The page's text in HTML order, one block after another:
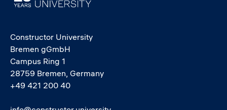
Constructor University
Bremen gGmbH
Campus Ring 1
28759 Bremen, Germany
+49 421 200 40